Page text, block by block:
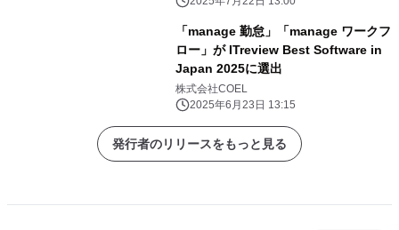
「manage 勤怠」「manage ワークフ
ロー」が ITreview Best Software in
Japan 2025に選出
株式会社COEL
2025年6月23日 13:15
発行者のリリースをもっと見る